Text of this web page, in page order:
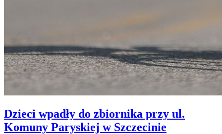
Dzieci wpadły do zbiornika przy ul.
Komuny Paryskiej w Szczecinie